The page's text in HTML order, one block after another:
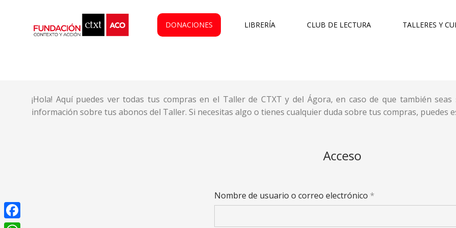
DONACIONES LIBRERÍA CLUB DE LECTURA TALLERES Y
¡Hola! Aquí puedes ver todas tus compras en el Taller de CTXT y del Ágora, en caso de que también
información sobre tus abonos del Taller. Si necesitas algo o tienes cualquier duda sobre tus compras, puedes
Acceso
Nombre de usuario o correo electrónico *